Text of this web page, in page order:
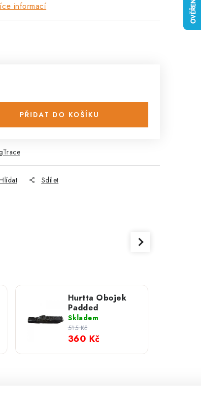
informací
PŘIDAT DO KOŠÍKU
Sdílet
Hurtta Obojek
Padded
Skladem
360 Kč
515 Kč